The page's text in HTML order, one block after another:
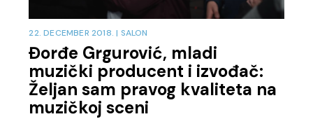
Đorđe Grgurović, mladi
muzički producent i izvođač:
Željan sam pravog kvaliteta na
muzičkoj sceni
22. DECEMBER 2018. | SALON